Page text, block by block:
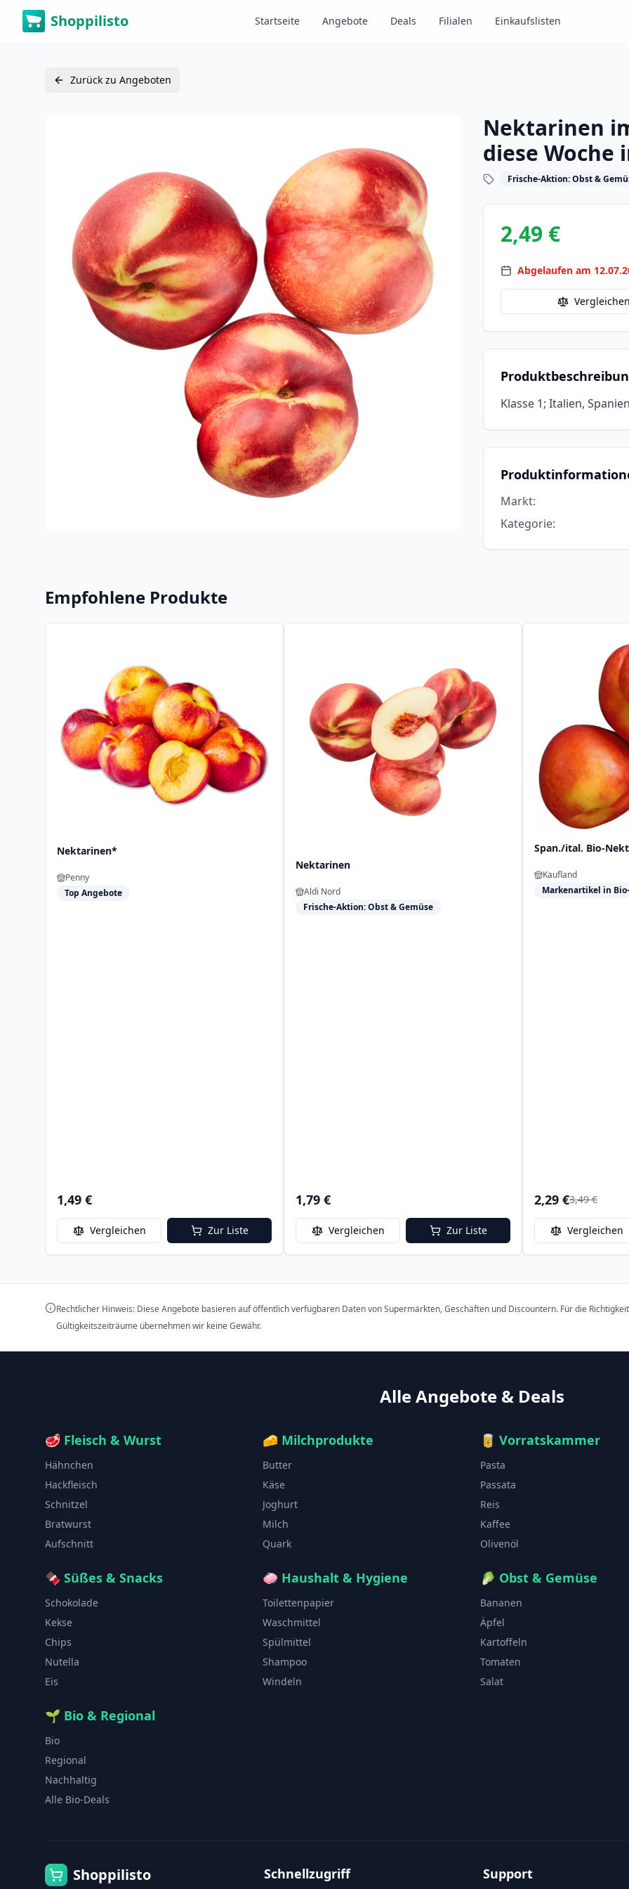
Shoppilisto Startseite Angebote Deals Filialen Einkaufslisten
Zurück zu Angeboten
Nektarinen
diese Woche
Frische-Aktion: Obst &
2,49 €
Abgelaufen am
Vergleichen
Klasse 1; Italien, Spanien
Markt:
Kategorie:
Empfohlene Produkte
Nektarinen*
Penny
Top Angebote
1,49 €
Vergleichen Zur Liste
Nektarinen
Aldi Nord
Frische-Aktion: Obst & Gemüse
1,79 €
Vergleichen Zur Liste
Span./ital. Bio-
Kaufland
Markenartikel in
2,29 €3,49 €
Vergleichen
Rechtlicher Hinweis: Diese Angebote basieren auf öffentlich verfügbaren Daten von Supermärkten, Geschäften und Discountern. Für die
Gültigkeitszeiträume übernehmen wir keine Gewähr.
Alle Angebote & Deals
🥩 Fleisch & Wurst
Hähnchen
Hackfleisch
Schnitzel
Bratwurst
Aufschnitt
🧀 Milchprodukte
Butter
Käse
Joghurt
Milch
Quark
🥫 Vorratskammer
Pasta
Passata
Reis
Kaffee
Olivenöl
🍫 Süßes & Snacks
Schokolade
Kekse
Chips
Nutella
Eis
🧼 Haushalt & Hygiene
Toilettenpapier
Waschmittel
Spülmittel
Shampoo
Windeln
🥬 Obst & Gemüse
Bananen
Äpfel
Kartoffeln
Tomaten
Salat
🌱 Bio & Regional
Bio
Regional
Nachhaltig
Alle Bio-Deals
Shoppilisto Schnellzugriff Support